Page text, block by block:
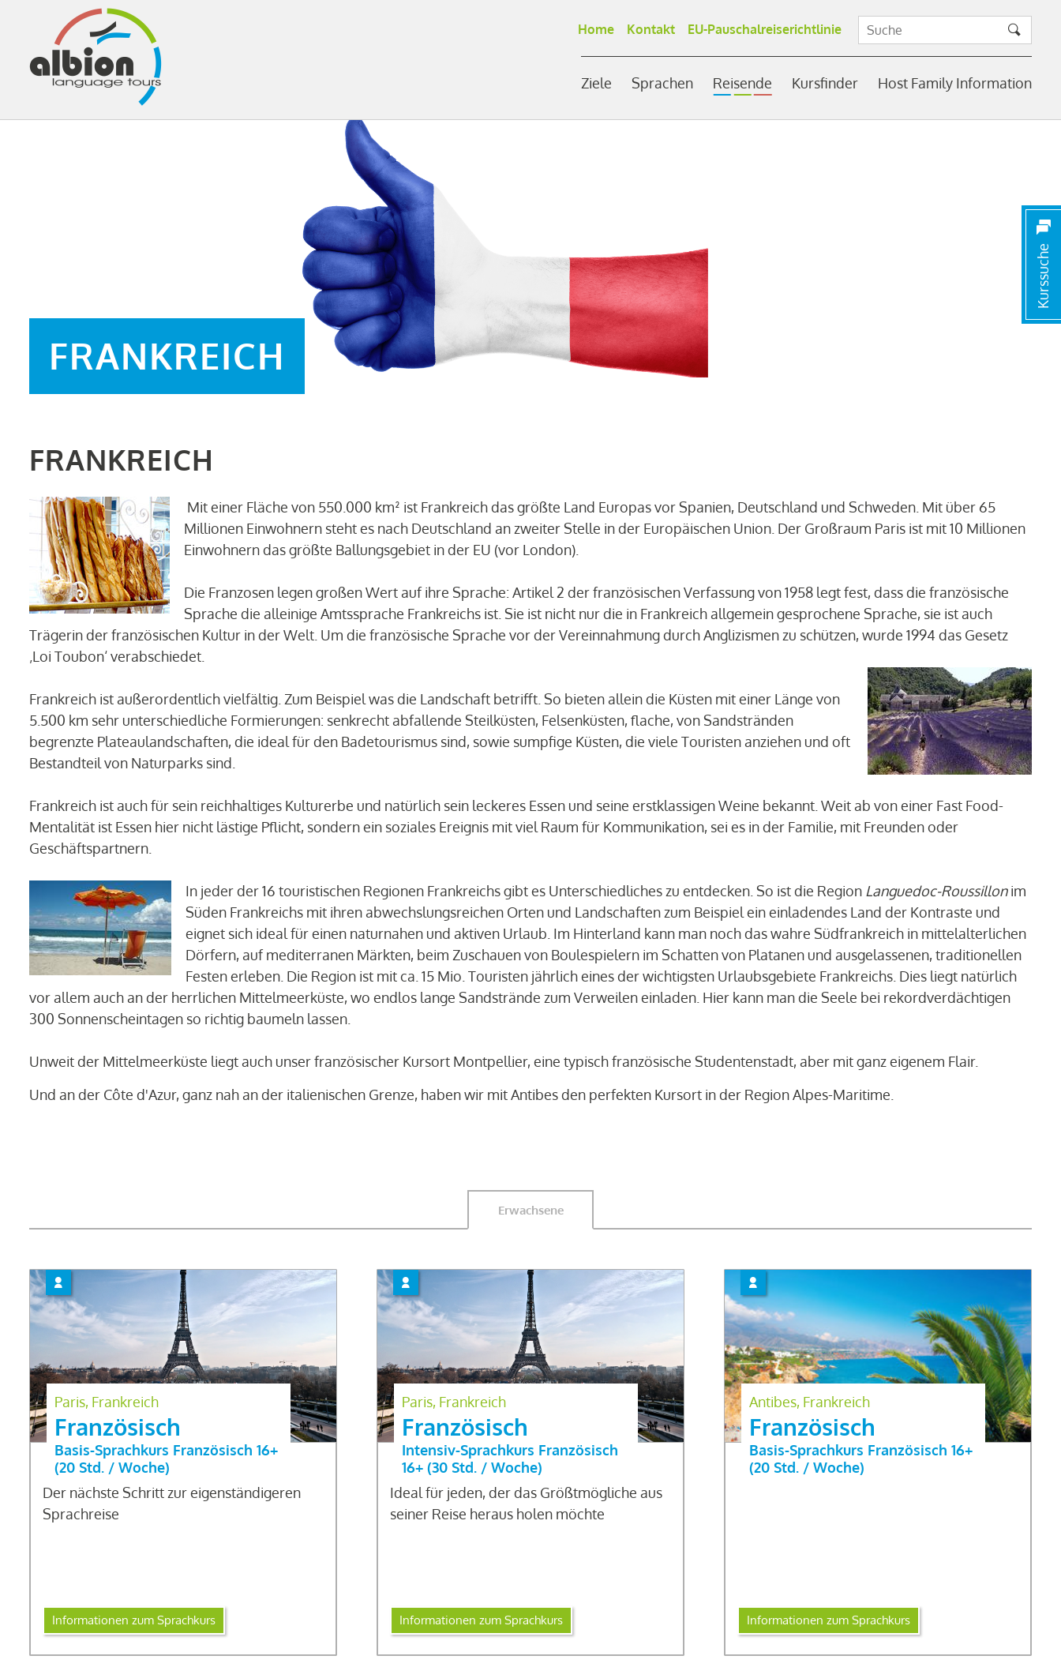
Home Kontakt EU-Pauschalreiserichtlinie
Ziele Sprachen Reisende Kursfinder Host Family Information
Kurssuche
FRANKREICH
FRANKREICH
Mit einer Fläche von 550.000 km² ist Frankreich das größte Land Europas vor Spanien, Deutschland und Schweden. Mit über 65
Millionen Einwohnern steht es nach Deutschland an zweiter Stelle in der Europäischen Union. Der Großraum Paris ist mit 10 Millionen
Einwohnern das größte Ballungsgebiet in der EU (vor London).
Die Franzosen legen großen Wert auf ihre Sprache: Artikel 2 der französischen Verfassung von 1958 legt fest, dass die französische
Sprache die alleinige Amtssprache Frankreichs ist. Sie ist nicht nur die in Frankreich allgemein gesprochene Sprache, sie ist auch
Trägerin der französischen Kultur in der Welt. Um die französische Sprache vor der Vereinnahmung durch Anglizismen zu schützen, wurde 1994 das Gesetz
‚Loi Toubon‘ verabschiedet.
Frankreich ist außerordentlich vielfältig. Zum Beispiel was die Landschaft betrifft. So bieten allein die Küsten mit einer Länge von
5.500 km sehr unterschiedliche Formierungen: senkrecht abfallende Steilküsten, Felsenküsten, flache, von Sandstränden
begrenzte Plateaulandschaften, die ideal für den Badetourismus sind, sowie sumpfige Küsten, die viele Touristen anziehen und oft
Bestandteil von Naturparks sind.
Frankreich ist auch für sein reichhaltiges Kulturerbe und natürlich sein leckeres Essen und seine erstklassigen Weine bekannt. Weit ab von einer Fast Food-
Mentalität ist Essen hier nicht lästige Pflicht, sondern ein soziales Ereignis mit viel Raum für Kommunikation, sei es in der Familie, mit Freunden oder
Geschäftspartnern.
In jeder der 16 touristischen Regionen Frankreichs gibt es Unterschiedliches zu entdecken. So ist die Region Languedoc-Roussillonim
Süden Frankreichs mit ihren abwechslungsreichen Orten und Landschaften zum Beispiel ein einladendes Land der Kontraste und
eignet sich ideal für einen naturnahen und aktiven Urlaub. Im Hinterland kann man noch das wahre Südfrankreich in mittelalterlichen
Dörfern, auf mediterranen Märkten, beim Zuschauen von Boulespielern im Schatten von Platanen und ausgelassenen, traditionellen
Festen erleben. Die Region ist mit ca. 15 Mio. Touristen jährlich eines der wichtigsten Urlaubsgebiete Frankreichs. Dies liegt natürlich
vor allem auch an der herrlichen Mittelmeerküste, wo endlos lange Sandstrände zum Verweilen einladen. Hier kann man die Seele bei rekordverdächtigen
300 Sonnenscheintagen so richtig baumeln lassen.
Unweit der Mittelmeerküste liegt auch unser französischer Kursort Montpellier, eine typisch französische Studentenstadt, aber mit ganz eigenem Flair.
Und an der Côte d'Azur, ganz nah an der italienischen Grenze, haben wir mit Antibes den perfekten Kursort in der Region Alpes-Maritime.
Erwachsene
Paris, Frankreich
Französisch
Basis-Sprachkurs Französisch 16+
(20 Std. / Woche)
Der nächste Schritt zur eigenständigeren
Sprachreise
Informationen zum Sprachkurs
Paris, Frankreich
Französisch
Intensiv-Sprachkurs Französisch
16+ (30 Std. / Woche)
Ideal für jeden, der das Größtmögliche aus
seiner Reise heraus holen möchte
Informationen zum Sprachkurs
Antibes, Frankreich
Französisch
Basis-Sprachkurs Französisch 16+
(20 Std. / Woche)
Informationen zum Sprachkurs